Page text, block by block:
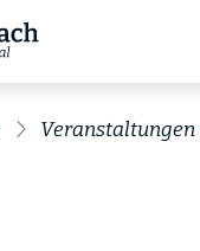
Veranstaltungen